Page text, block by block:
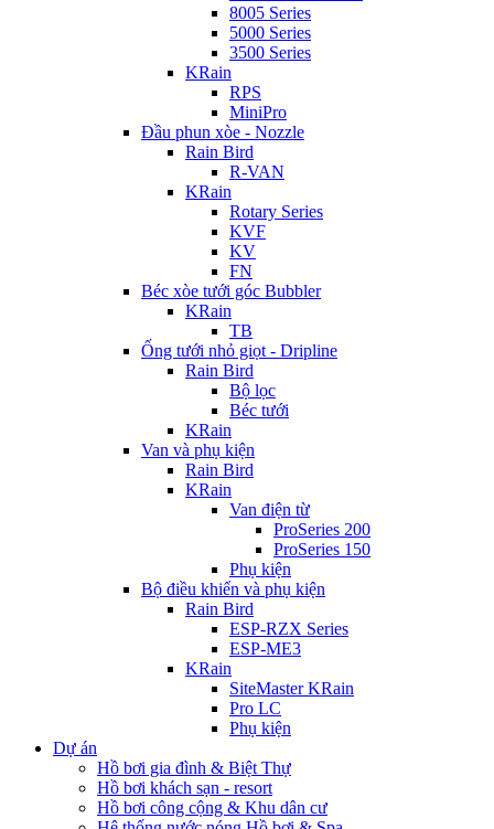
8005 Series
5000 Series
3500 Series
KRain
RPS
MiniPro
Đầu phun xòe - Nozzle
Rain Bird
R-VAN
KRain
Rotary Series
KVF
KV
FN
Béc xòe tưới góc Bubbler
KRain
TB
Ống tưới nhỏ giọt - Dripline
Rain Bird
Bộ lọc
Béc tưới
KRain
Van và phụ kiện
Rain Bird
KRain
Van điện từ
ProSeries 200
ProSeries 150
Phụ kiện
Bộ điều khiển và phụ kiện
Rain Bird
ESP-RZX Series
ESP-ME3
KRain
SiteMaster KRain
Pro LC
Phụ kiện
Dự án
Hồ bơi gia đình & Biệt Thự
Hồ bơi khách sạn - resort
Hồ bơi công cộng & Khu dân cư